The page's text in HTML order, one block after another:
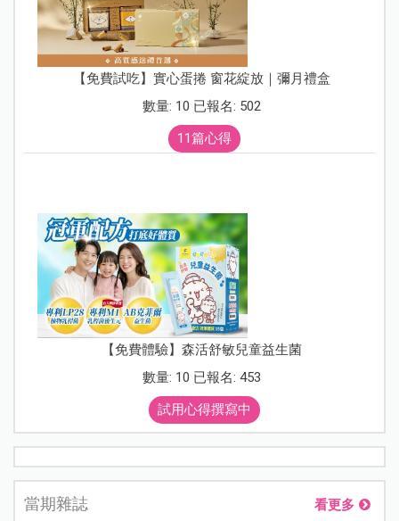
【免費試吃】實心蛋捲 窗花綻放｜彌月禮盒
數量: 10 已報名: 502
11篇心得
【免費體驗】森活舒敏兒童益生菌
數量: 10 已報名: 453
試用心得撰寫中
當期雜誌 看更多